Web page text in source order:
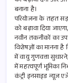
बनाना है।
परियोजना के तहत
को बढ़ावा दिया
नवीन तकनीकों का
विशेषज्ञों का मानना है
में वायु गुणवत्ता
में महत्वपूर्ण भूमिका
कंट्री इनसाइड न्यूज